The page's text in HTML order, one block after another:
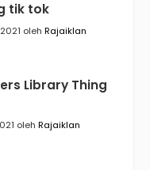
tik tok
oleh Rajaiklan
Library Thing
oleh Rajaiklan